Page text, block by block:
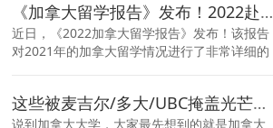
《加拿大留学报告》发布！2022赴加拿大留学人数已回升至疫情前水平
近日，《2022加拿大留学报告》发布！该报告
对2021年的加拿大留学情况进行了非常详细的
这些被麦吉尔/多大/UBC掩盖光芒的加拿大名校们！居然是学科世界排名TOP！
说到加拿大大学，大家最先想到的就是加拿大